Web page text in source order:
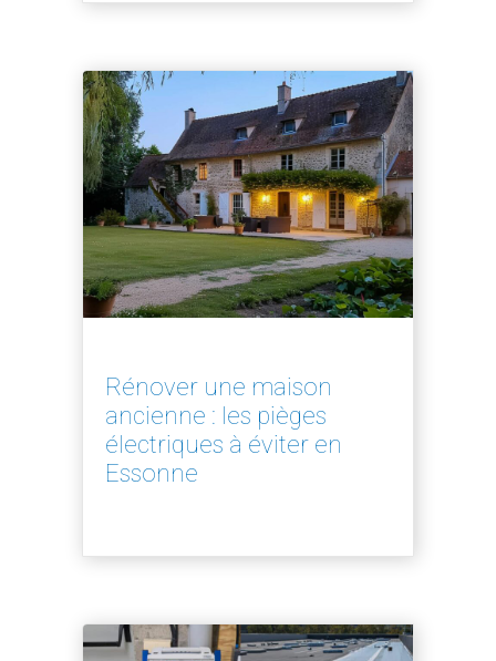
Rénover une maison
ancienne : les pièges
électriques à éviter en
Essonne